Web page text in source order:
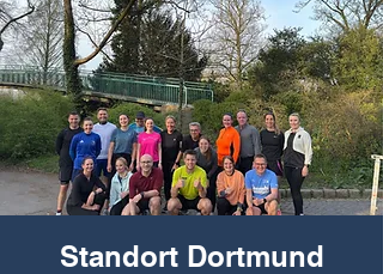
Standort Dortmund